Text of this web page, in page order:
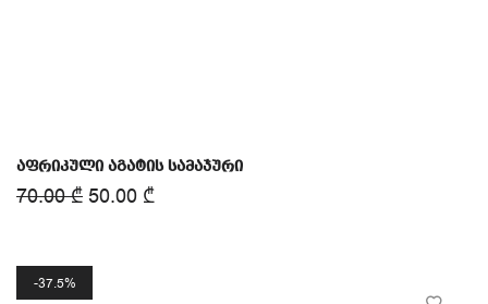
აფრიკული აგატის სამაჯური
70.00₾ 50.00 ₾
37.5%